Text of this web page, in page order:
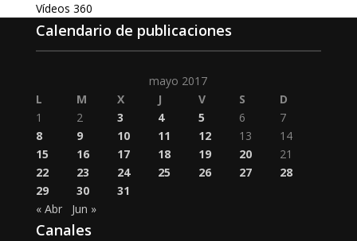
Vídeos 360
Calendario de publicaciones
mayo 2017
L
M X J V S
D
1
2 3 4 5 6
7
8
9 10 11 12 13
14
15
16 17 18 19 20
21
22
23 24 25 26 27
28
29
30
31
« Abr
Jun »
Canales